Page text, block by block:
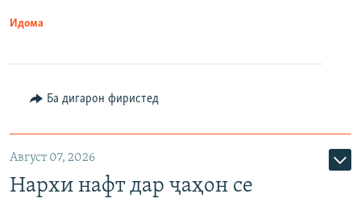
Идома
Ба дигарон фиристед
Август 07, 2026
Нархи нафт дар ҷаҳон се